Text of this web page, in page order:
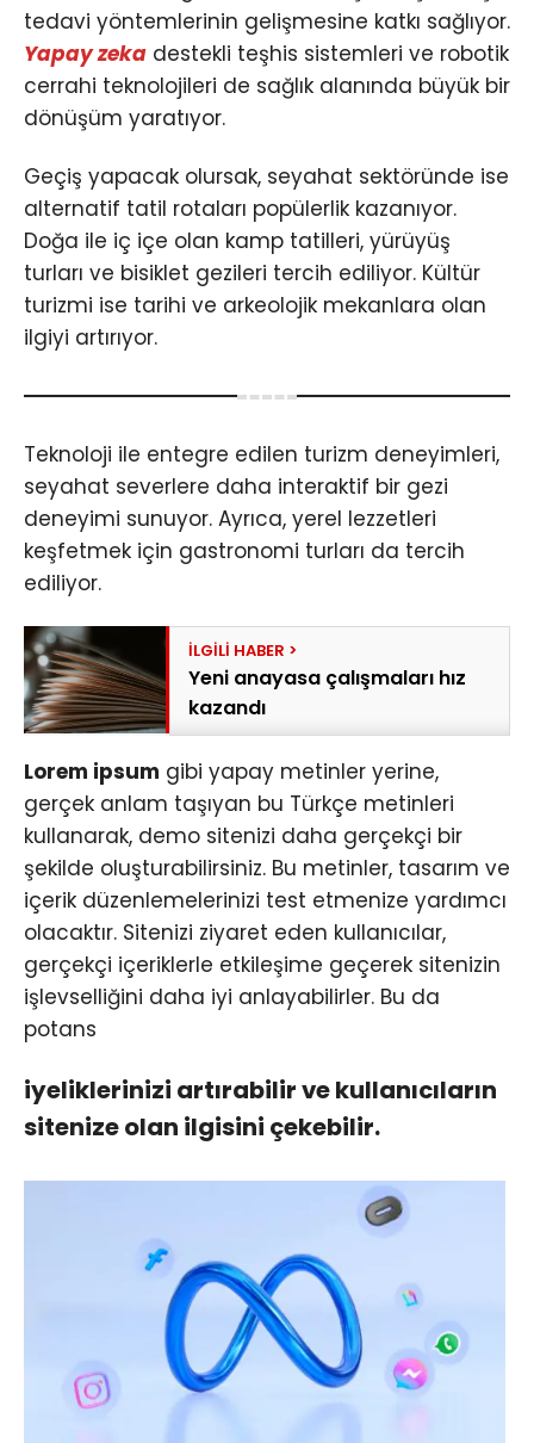
tedavi yöntemlerinin gelişmesine katkı sağlıyor.
Yapay zeka destekli teşhis sistemleri ve robotik
cerrahi teknolojileri de sağlık alanında büyük bir
dönüşüm yaratıyor.
Geçiş yapacak olursak, seyahat sektöründe ise
alternatif tatil rotaları popülerlik kazanıyor.
Doğa ile iç içe olan kamp tatilleri, yürüyüş
turları ve bisiklet gezileri tercih ediliyor. Kültür
turizmi ise tarihi ve arkeolojik mekanlara olan
ilgiyi artırıyor.
Teknoloji ile entegre edilen turizm deneyimleri,
seyahat severlere daha interaktif bir gezi
deneyimi sunuyor. Ayrıca, yerel lezzetleri
keşfetmek için gastronomi turları da tercih
ediliyor.
Yeni anayasa çalışmaları hız
kazandı
Lorem ipsum gibi yapay metinler yerine,
gerçek anlam taşıyan bu Türkçe metinleri
kullanarak, demo sitenizi daha gerçekçi bir
şekilde oluşturabilirsiniz. Bu metinler, tasarım ve
içerik düzenlemelerinizi test etmenize yardımcı
olacaktır. Sitenizi ziyaret eden kullanıcılar,
gerçekçi içeriklerle etkileşime geçerek sitenizin
işlevselliğini daha iyi anlayabilirler. Bu da
potans
iyeliklerinizi artırabilir ve kullanıcıların
sitenize olan ilgisini çekebilir.